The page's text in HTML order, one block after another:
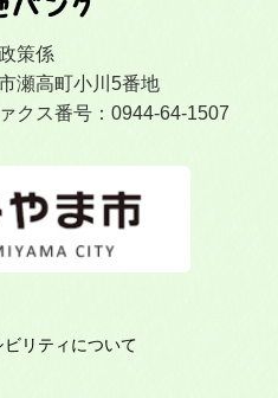
策係
瀬高町小川5番地
クス番号：0944-64-1507
リティについて